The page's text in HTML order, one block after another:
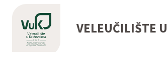
VELEUČILIŠTE